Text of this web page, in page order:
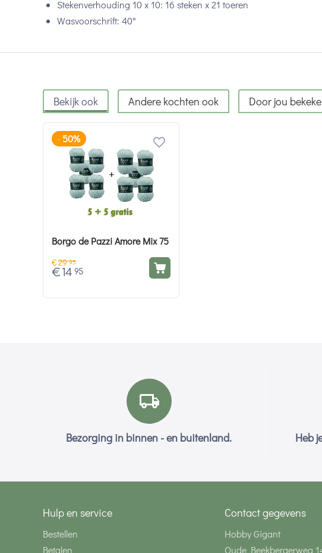
Stekenverhouding 10 x 10: 16 steken x 21 toeren
Wasvoorschrift: 40°
Bekijk ook Andere kochten ook Door jou
- 50%
Borgo de Pazzi Amore Mix 75
€29 95
€14 95
Bezorging in binnen - en buitenland. Heb
Hulp en service
Bestellen
Betalen
Contact gegevens
Hobby Gigant
Oude Beekbergerweg